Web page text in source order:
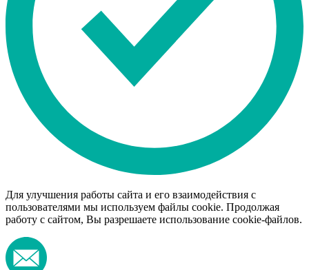
Для улучшения работы сайта и его взаимодействия с
пользователями мы используем файлы cookie. Продолжая
работу с сайтом, Вы разрешаете использование cookie-файлов.